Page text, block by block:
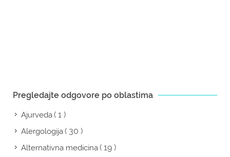
Pregledajte odgovore po oblastima
Ajurveda( 1 )
Alergologija( 30 )
Alternativna medicina( 19 )